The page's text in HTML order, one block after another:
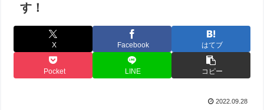
す！
X Facebook はてブ
Pocket LINE コピー
2022.09.28